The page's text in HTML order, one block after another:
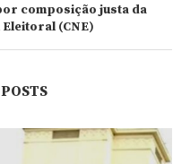
composição justa da
(CNE)